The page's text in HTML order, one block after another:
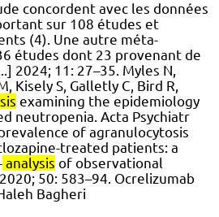
concordent avec les données
sur 108 études et
(4). Une autre méta-
études dont 23 provenant de
2024; 11: 27–35. Myles N,
Kisely S, Galletly C, Bird R,
examining the epidemiology
neutropenia. Acta Psychiatr
of agranulocytosis
treated patients: a
analysis of observational
50: 583–94. Ocrelizumab
Bagheri